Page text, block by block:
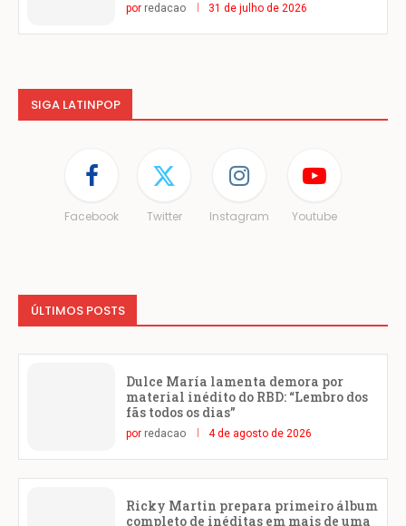
por redacao 31 de julho de 2026
SIGA LATINPOP
Facebook Twitter Instagram Youtube
ÚLTIMOS POSTS
Dulce María lamenta demora por
material inédito do RBD: “Lembro dos
fãs todos os dias”
por redacao 4 de agosto de 2026
Ricky Martin prepara primeiro álbum
completo de inéditas em mais de uma